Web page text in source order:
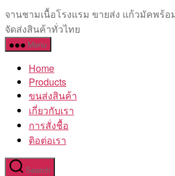
เซรามิค
ครบ
ครัน
โรงงาน
จานชามเนื้อโรงแรม ขายส่ง แก้วมัคพร้
จัดส่งสินค้าทั่วไทย
Menu
Home
Products
ขนส่งสินค้า
เกี่ยวกับเรา
การสั่งชื้อ
ติอต่อเรา
Search